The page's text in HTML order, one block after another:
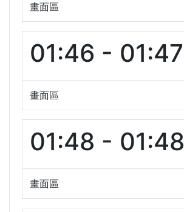
畫面區
01:46 - 01:47
畫面區
01:48 - 01:48
畫面區